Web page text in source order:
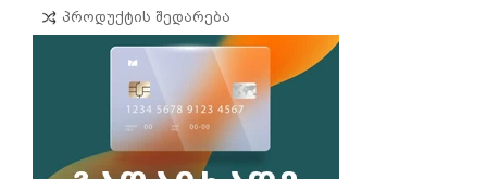
Პროდუქტის Შედარება